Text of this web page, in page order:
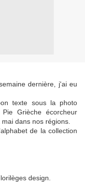
dernière, j'ai eu
texte sous la photo
Grièche écorcheur
dans nos régions.
de la collection
design.